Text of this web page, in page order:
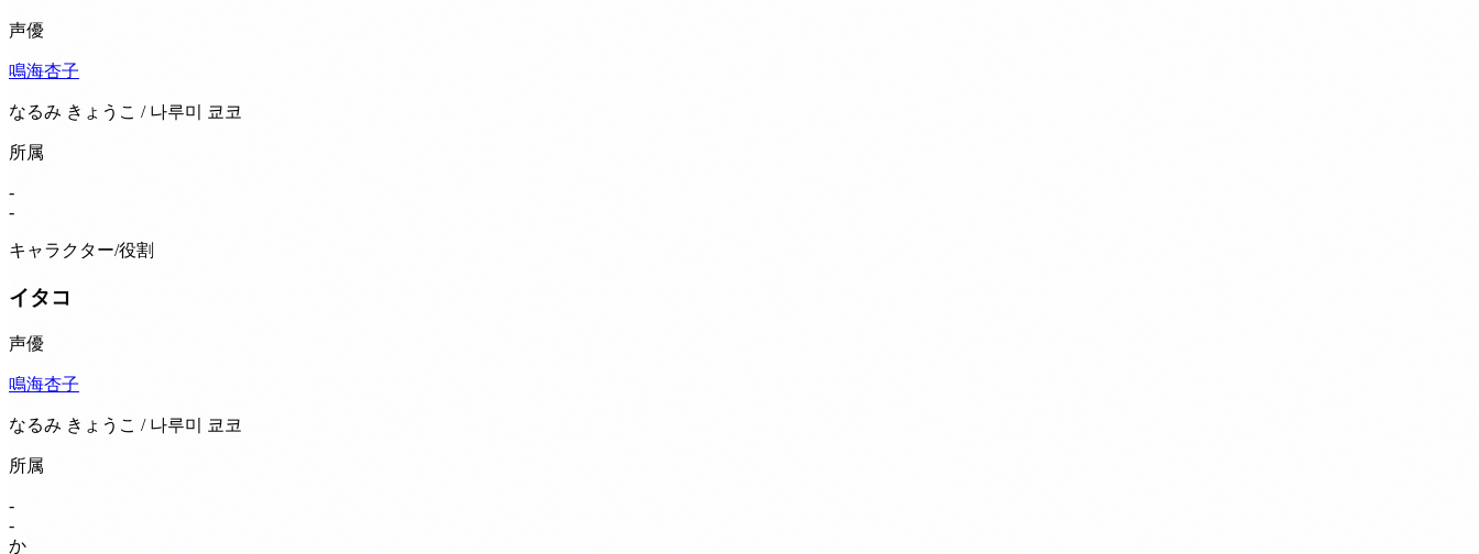
声優
鳴海杏子
なるみ きょうこ / 나루미 쿄코
所属
-
-
キャラクター/役割
イタコ
声優
鳴海杏子
なるみ きょうこ / 나루미 쿄코
所属
-
-
か